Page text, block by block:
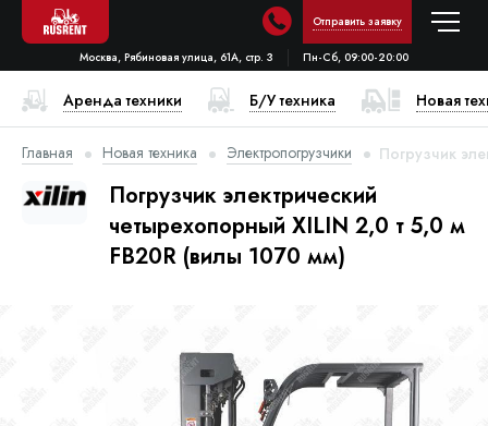
Отправить заявку
Москва, Рябиновая улица, 61А, стр. 3 Пн-Сб, 09:00-20:00
Аренда техники Б/У техника Новая
Главная Новая техника Электропогрузчики Погрузчик
Погрузчик электрический
четырехопорный XILIN 2,0 т 5,0 м
FB20R (вилы 1070 мм)